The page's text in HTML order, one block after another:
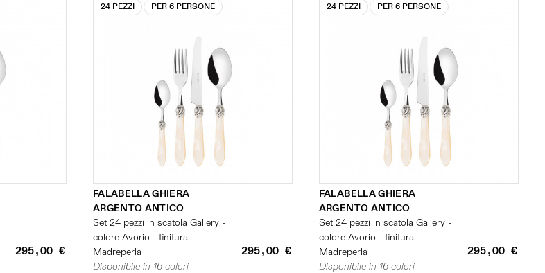
295,00 €
24 PEZZI PER 6 PERSONE
FALABELLA GHIERA
ARGENTO ANTICO
Set 24 pezzi in scatola Gallery -
colore Avorio - finitura
Madreperla
295,00 €
Disponibile in 16 colori
24 PEZZI PER 6 PERSONE
FALABELLA GHIERA
ARGENTO ANTICO
Set 24 pezzi in scatola Gallery -
colore Avorio - finitura
Madreperla
295,00 €
Disponibile in 16 colori